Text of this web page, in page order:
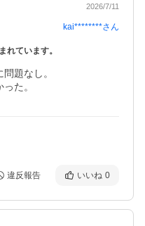
2026/7/11
kai********さん
れています。
題なし。
違反報告 いいね 0